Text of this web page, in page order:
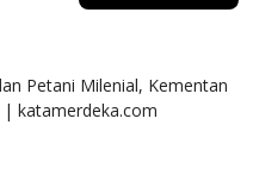
Petani Milenial, Kementan
katamerdeka.com